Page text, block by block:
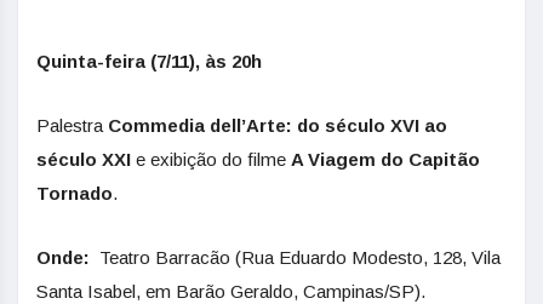
Quinta-feira (7/11), às 20h
Palestra Commedia dell’Arte: do século XVI ao
século XXI e exibição do filme A Viagem do Capitão
Tornado.
Onde: Teatro Barracão (Rua Eduardo Modesto, 128, Vila
Santa Isabel, em Barão Geraldo, Campinas/SP).